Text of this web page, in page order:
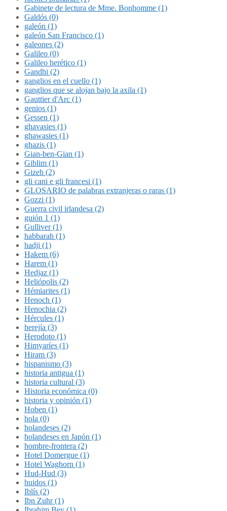
Gabinete de lectura de Mme. Bonhomme (1)
Galdós (0)
galeón (1)
galeón San Francisco (1)
galeones (2)
Galileo (0)
Galileo herético (1)
Gandhi (2)
ganglios en el cuello (1)
ganglios que se alojan bajo la axila (1)
Gauttier d'Arc (1)
genios (1)
Gessen (1)
ghavasies (1)
ghawasies (1)
ghazis (1)
Gian-ben-Gian (1)
Giblim (1)
Gizeh (2)
gli cani e gli francesi (1)
GLOSARIO de palabras extranjeras o raras (1)
Gozzi (1)
Guerra civil irlandesa (2)
guión 1 (1)
Gulliver (1)
habbarah (1)
hadji (1)
Hakem (6)
Harem (1)
Hedjaz (1)
Heliópolis (2)
Hémiarites (1)
Henoch (1)
Henochia (2)
Hércules (1)
herejía (3)
Herodoto (1)
Himyaríes (1)
Hiram (3)
hispanismo (3)
historia antigua (1)
historia cultural (3)
Historia económica (0)
historia y opinión (1)
Hoben (1)
hola (0)
holandeses (2)
holandeses en Japón (1)
hombre-frontera (2)
Hotel Domergue (1)
Hotel Waghorn (1)
Hud-Hud (3)
huidos (1)
Iblís (2)
Ibn Zuhr (1)